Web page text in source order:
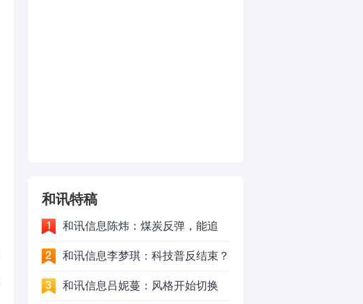
和讯特稿
和讯信息陈炜：煤炭反弹，能追
吗？八月主线看哪？
和讯信息李梦琪：科技普反结束？
和讯信息吕妮蔓：风格开始切换